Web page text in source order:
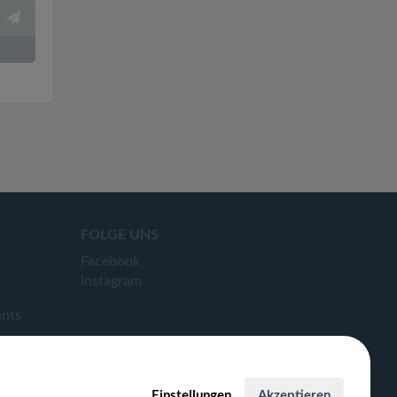
FOLGE UNS
Facebook
Instagram